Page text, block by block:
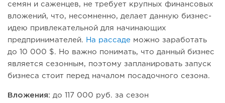
семян и саженцев, не требует крупных финансовых
вложений, что, несомненно, делает данную бизнес-
идею привлекательной для начинающих
предпринимателей. На рассаде можно заработать
до 10 000 $. Но важно понимать, что данный бизнес
является сезонным, поэтому запланировать запуск
бизнеса стоит перед началом посадочного сезона.
Вложения: до 117 000 руб. за сезон